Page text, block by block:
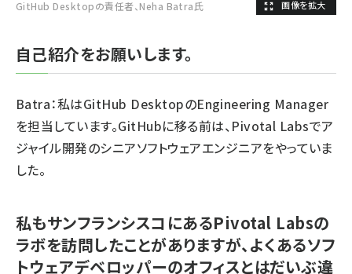
GitHub Desktopの責任者、Neha Batra氏
自己紹介をお願いします。
Batra：私はGitHub DesktopのEngineering Manager
を担当しています。GitHubに移る前は、Pivotal Labsでア
ジャイル開発のシニアソフトウェアエンジニアをやっていま
した。
私もサンフランシスコにあるPivotal Labsの
ラボを訪問したことがありますが、よくあるソフ
トウェアデベロッパーのオフィスとはだいぶ違